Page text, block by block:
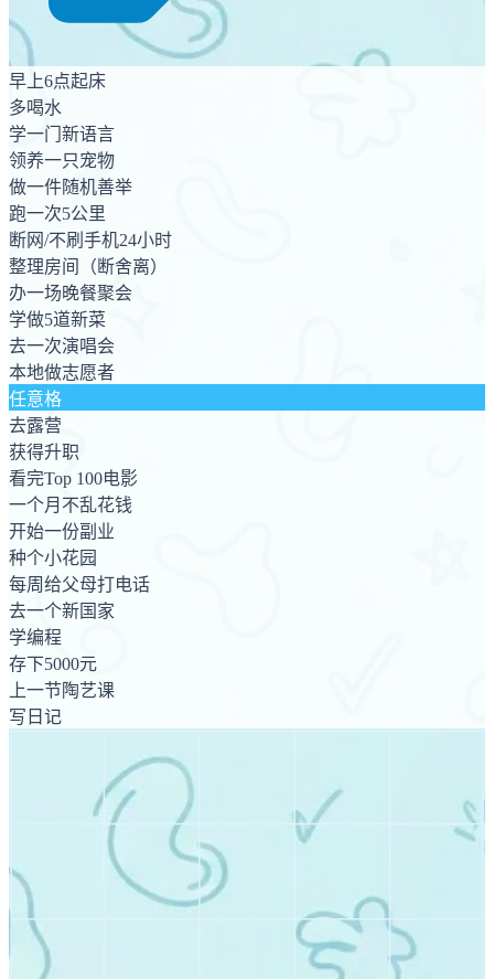
早上6点起床
多喝水
学一门新语言
领养一只宠物
做一件随机善举
跑一次5公里
断网/不刷手机24小时
整理房间（断舍离）
办一场晚餐聚会
学做5道新菜
去一次演唱会
本地做志愿者
任意格
去露营
获得升职
看完Top 100电影
一个月不乱花钱
开始一份副业
种个小花园
每周给父母打电话
去一个新国家
学编程
存下5000元
上一节陶艺课
写日记